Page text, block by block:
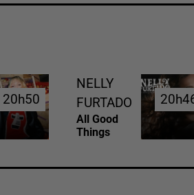
20h50
20h50
NELLY
FURTADO
All Good
Things